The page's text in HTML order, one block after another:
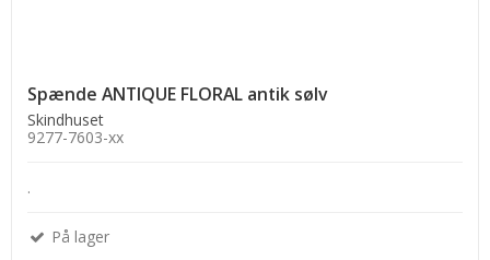
Spænde ANTIQUE FLORAL antik sølv
Skindhuset
9277-7603-xx
.
På lager